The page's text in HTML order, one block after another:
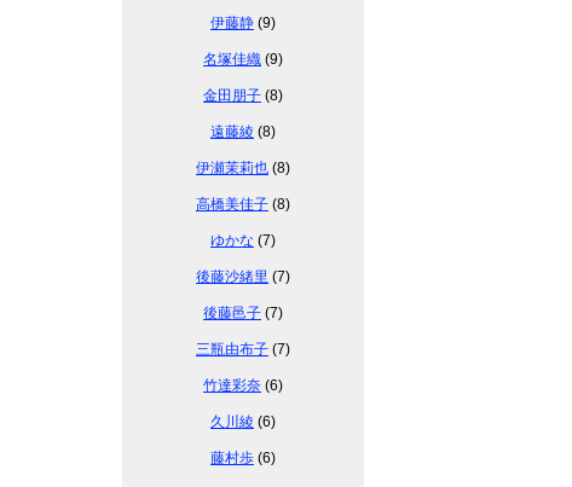
伊藤静 (9)
名塚佳織 (9)
金田朋子 (8)
遠藤綾 (8)
伊瀬茉莉也 (8)
高橋美佳子 (8)
ゆかな (7)
後藤沙緒里 (7)
後藤邑子 (7)
三瓶由布子 (7)
竹達彩奈 (6)
久川綾 (6)
藤村歩 (6)